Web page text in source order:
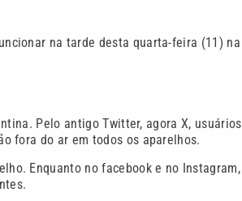
na tarde desta quarta-feira (11) na
Pelo antigo Twitter, agora X, usuários
fora do ar em todos os aparelhos.
Enquanto no facebook e no Instagram,